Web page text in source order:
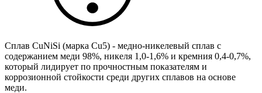
Сплав CuNiSi (марка Cu5) - медно-никелевый сплав с
содержанием меди 98%, никеля 1,0-1,6% и кремния 0,4-0,7%,
который лидирует по прочностным показателям и
коррозионной стойкости среди других сплавов на основе
меди.